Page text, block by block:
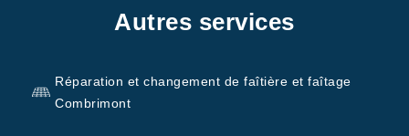
Autres services
Réparation et changement de faîtière et faîtage
Combrimont